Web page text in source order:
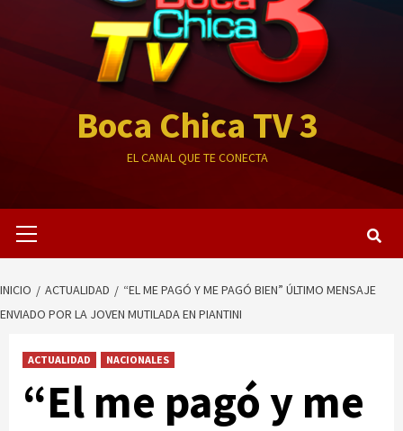
Boca Chica TV 3
EL CANAL QUE TE CONECTA
primario
INICIO ACTUALIDAD
“EL ME PAGÓ Y ME PAGÓ BIEN” ÚLTIMO MENSAJE
ENVIADO POR LA JOVEN MUTILADA EN PIANTINI
ACTUALIDAD NACIONALES
“El me pagó y me